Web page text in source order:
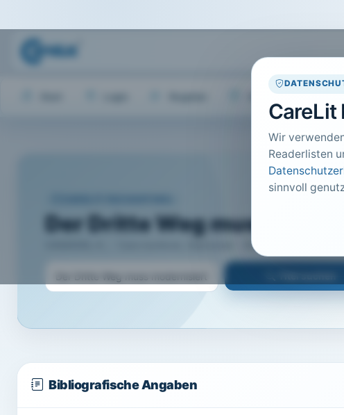
CareLit
Wir
Readerlisten
sinnvoll
Der Dritte Weg muss
HAMANN, K.; · Care konkret, Hannover · 2014 · Heft 5 · S. 3
Bibliografische Angaben